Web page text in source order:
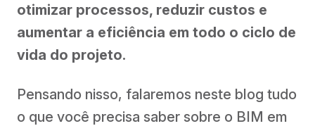
otimizar processos, reduzir custos e
aumentar a eficiência em todo o ciclo de
vida do projeto.
Pensando nisso, falaremos neste blog tudo
o que você precisa saber sobre o BIM em